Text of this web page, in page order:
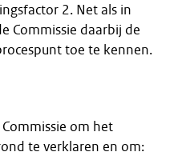
2. Net als in
Commissie daarbij de
toe te kennen.
om het
te verklaren en om: